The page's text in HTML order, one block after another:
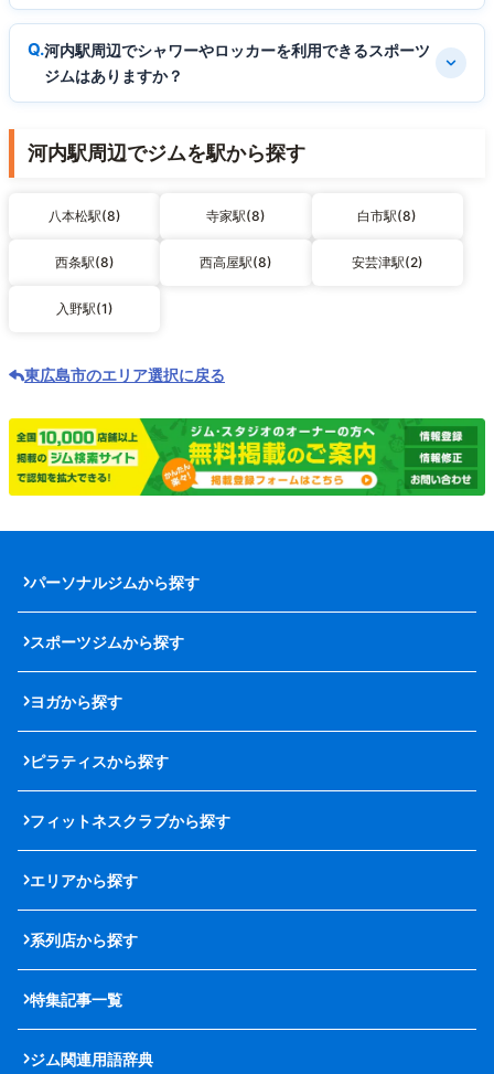
河内駅周辺でシャワーやロッカーを利用できるスポーツ
ジムはありますか？
河内駅周辺でジムを駅から探す
八本松駅(8) 寺家駅(8) 白市駅(8)
西条駅(8) 西高屋駅(8) 安芸津駅(2)
入野駅(1)
東広島市のエリア選択に戻る
パーソナルジムから探す
スポーツジムから探す
ヨガから探す
ピラティスから探す
フィットネスクラブから探す
エリアから探す
系列店から探す
特集記事一覧
ジム関連用語辞典